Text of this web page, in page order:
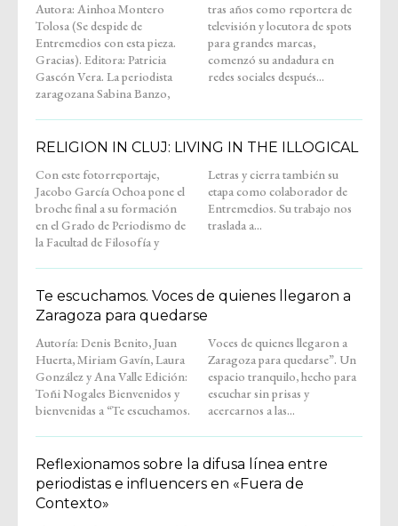
Autora: Ainhoa Montero
Tolosa (Se despide de
Entremedios con esta pieza.
Gracias). Editora: Patricia
Gascón Vera. La periodista
zaragozana Sabina Banzo,
tras años como reportera de
televisión y locutora de spots
para grandes marcas,
comenzó su andadura en
redes sociales después...
RELIGION IN CLUJ: LIVING IN THE ILLOGICAL
Con este fotorreportaje,
Jacobo García Ochoa pone el
broche final a su formación
en el Grado de Periodismo de
la Facultad de Filosofía y
Letras y cierra también su
etapa como colaborador de
Entremedios. Su trabajo nos
traslada a...
Te escuchamos. Voces de quienes llegaron a
Zaragoza para quedarse
Autoría: Denis Benito, Juan
Huerta, Miriam Gavín, Laura
González y Ana Valle Edición:
Toñi Nogales Bienvenidos y
bienvenidas a “Te escuchamos.
Voces de quienes llegaron a
Zaragoza para quedarse”. Un
espacio tranquilo, hecho para
escuchar sin prisas y
acercarnos a las...
Reflexionamos sobre la difusa línea entre
periodistas e influencers en «Fuera de
Contexto»